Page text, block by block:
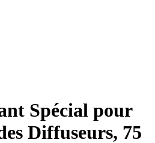
Spécial pour
Diffuseurs, 75